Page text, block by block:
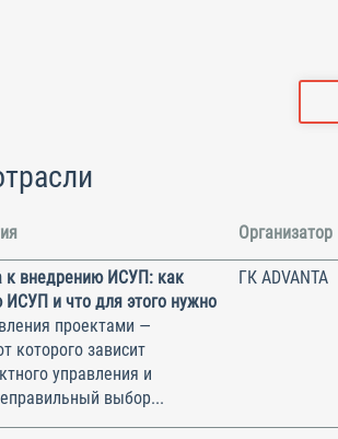
Организатор
к внедрению ИСУП: как
и что для этого нужно
проектами —
которого зависит
управления и
выбор...
ГК ADVANTA